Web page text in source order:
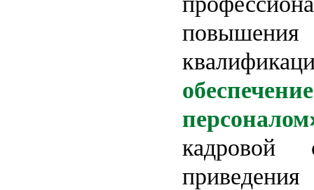
повышения
персоналом